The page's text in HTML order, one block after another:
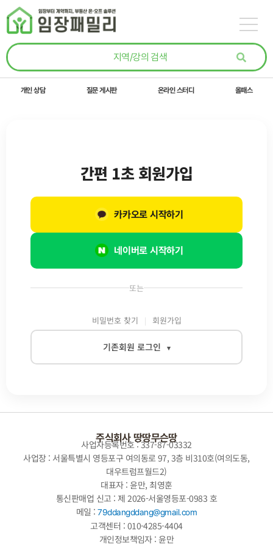
콘텐츠로
건너뛰기
개인 상담 질문 게시판 온라인 스터디 올패스
또는
비밀번호 찾기 회원가입
기존회원 로그인 ▾
로그인
간편 1초 회원가입
네이버로 시작하기
카카오로 시작하기
주식회사 땅땅무슨땅
사업자등록번호 : 337-87-03332
사업장 : 서울특별시 영등포구 여의동로 97, 3층 비310호(여의도동,
대우트럼프월드2)
대표자 : 윤만, 최영훈
통신판매업 신고 : 제 2026-서울영등포-0983 호
메일 :79ddangddang@gmail.com
고객센터 : 010-4285-4404
개인정보책임자 : 윤만